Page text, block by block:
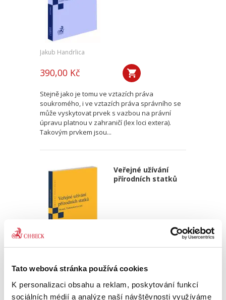
Tato webová stránka používá cookies
K personalizaci obsahu a reklam, poskytování funkcí
sociálních médií a analýze naší návštěvnosti využíváme
Jakub Handrlica
390,00 Kč
Stejně jako je tomu ve vztazích práva
soukromého, i ve vztazích práva správního se
může vyskytovat prvek s vazbou na právní
úpravu platnou v zahraničí (lex loci extera).
Takovým prvkem jsou...
Veřejné užívání
přírodních statků
450,00 Kč